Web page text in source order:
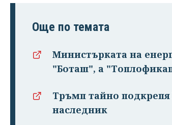
Още по темата
Министърката на
"Боташ", а
Тръмп тайно
наследник